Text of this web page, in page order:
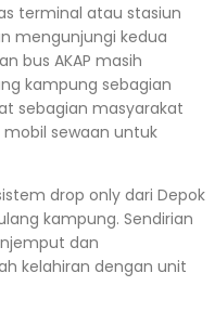
terminal atau stasiun
mengunjungi kedua
bus AKAP masih
kampung sebagian
sebagian masyarakat
sewaan untuk
drop only dari Depok
kampung. Sendirian
dan
kelahiran dengan unit